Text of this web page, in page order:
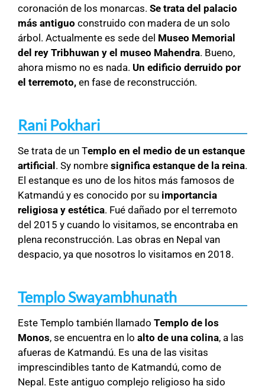
coronación de los monarcas. Se trata del palacio
más antiguo construido con madera de un solo
árbol. Actualmente es sede del Museo Memorial
del rey Tribhuwan y el museo Mahendra. Bueno,
ahora mismo no es nada. Un edificio derruido por
el terremoto, en fase de reconstrucción.
Rani Pokhari
Se trata de un Templo en el medio de un estanque
artificial . Sy nombre significa estanque de la reina.
El estanque es uno de los hitos más famosos de
Katmandú y es conocido por su importancia
religiosa y estética. Fué dañado por el terremoto
del 2015 y cuando lo visitamos, se encontraba en
plena reconstrucción. Las obras en Nepal van
despacio, ya que nosotros lo visitamos en 2018.
Templo Swayambhunath
Este Templo también llamado Templo de los
Monos, se encuentra en lo alto de una colina, a las
afueras de Katmandú. Es una de las visitas
imprescindibles tanto de Katmandú, como de
Nepal. Este antiguo complejo religioso ha sido